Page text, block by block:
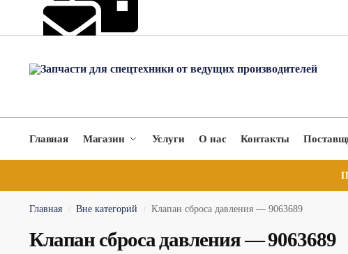
Главная Магазин Услуги О нас Контакты
Главная / Вне категорий / Клапан сброса давления — 9063689
Клапан сброса давления — 9063689